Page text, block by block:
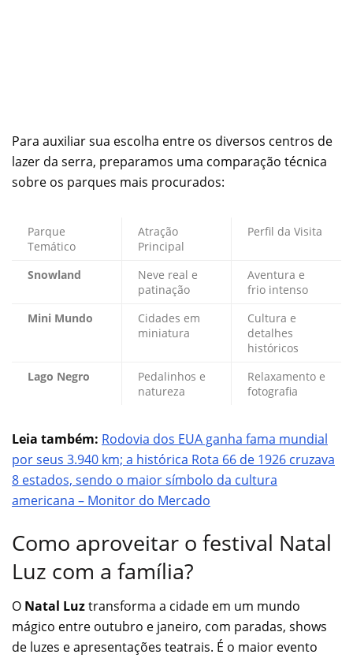
Para auxiliar sua escolha entre os diversos centros de
lazer da serra, preparamos uma comparação técnica
sobre os parques mais procurados:
Parque
Temático
Atração
Principal
Perfil da Visita
Snowland
Neve real e
patinação
Aventura e
frio intenso
Mini Mundo
Cidades em
miniatura
Cultura e
detalhes
históricos
Lago Negro
Pedalinhos e
natureza
Relaxamento e
fotografia
Leia também: Rodovia dos EUA ganha fama mundial
por seus 3.940 km; a histórica Rota 66 de 1926 cruzava
8 estados, sendo o maior símbolo da cultura
americana – Monitor do Mercado
Como aproveitar o festival Natal
Luz com a família?
O Natal Luztransforma a cidade em um mundo
mágico entre outubro e janeiro, com paradas, shows
de luzes e apresentações teatrais. É o maior evento